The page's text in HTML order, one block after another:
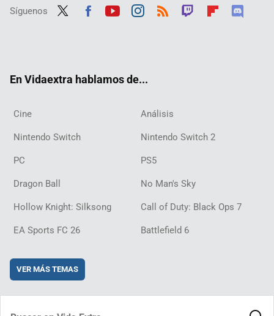
Síguenos
En Vidaextra hablamos de...
Cine Análisis
Nintendo Switch Nintendo Switch 2
PC PS5
Dragon Ball No Man's Sky
Hollow Knight: Silksong Call of Duty: Black Ops 7
EA Sports FC 26 Battlefield 6
VER MÁS TEMAS